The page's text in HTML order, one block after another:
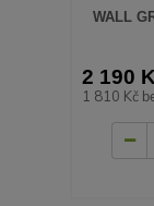
WALL
2 190
1 810 Kč